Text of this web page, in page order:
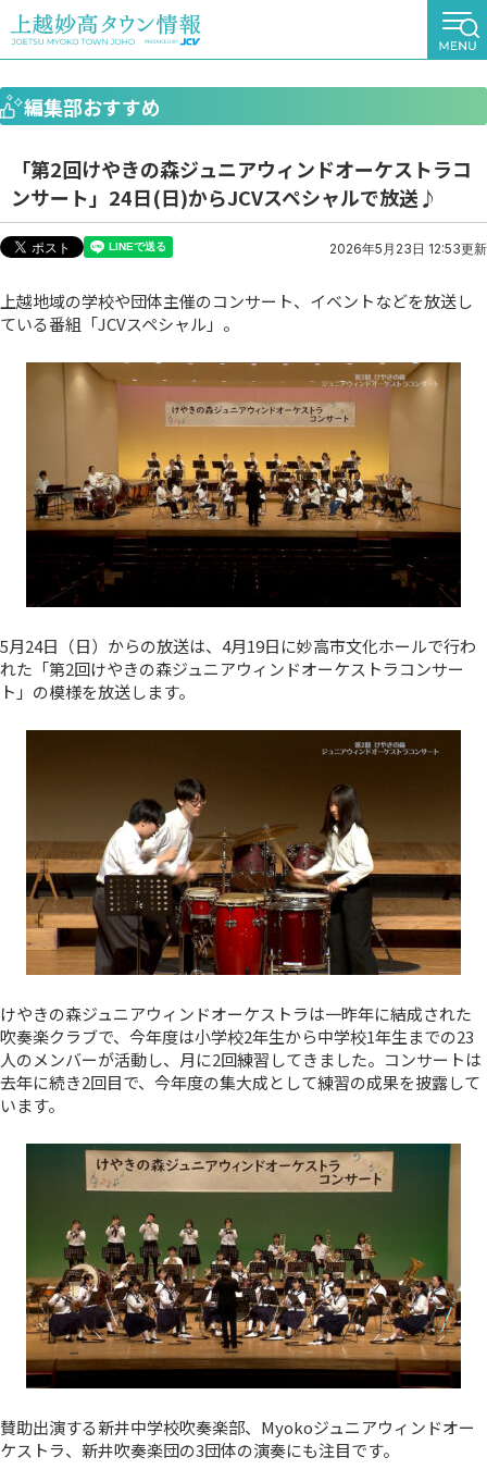
編集部おすすめ
「第2回けやきの森ジュニアウィンドオーケストラコ
ンサート」24日(日)からJCVスペシャルで放送♪
2026年5月23日 12:53更新
上越地域の学校や団体主催のコンサート、イベントなどを放送し
ている番組「JCVスペシャル」。
5月24日（日）からの放送は、4月19日に妙高市文化ホールで行わ
れた「第2回けやきの森ジュニアウィンドオーケストラコンサー
ト」の模様を放送します。
けやきの森ジュニアウィンドオーケストラは一昨年に結成された
吹奏楽クラブで、今年度は小学校2年生から中学校1年生までの23
人のメンバーが活動し、月に2回練習してきました。コンサートは
去年に続き2回目で、今年度の集大成として練習の成果を披露して
います。
賛助出演する新井中学校吹奏楽部、Myokoジュニアウィンドオー
ケストラ、新井吹奏楽団の3団体の演奏にも注目です。